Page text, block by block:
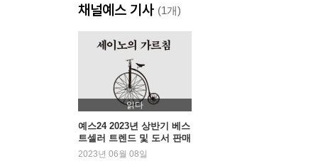
CHAPTER 2 역행자 1단계_ 자의식 해체
자의식이 인간을 망치는 이유
내가 너무 소중한 사람들
자의식 해체의 3가지 단계
인생을 허비하는 특별한 방법
CHAPTER 3 역행자 2단계_ 정체성 만들기
채널예스 기사 (1개)
읽다
예스24 2023년 상반기 베스
트셀러 트렌드 및 도서 판매
동향
2023년 06월 08일